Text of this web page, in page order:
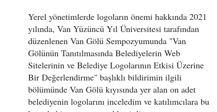
Yerel yönetimlerde logoların önemi hakkında 2021
yılında, Van Yüzüncü Yıl Üniversitesi tarafından
düzenlenen Van Gölü Sempozyumunda "Van
Gölünün Tanıtılmasında Belediyelerin Web
Sitelerinin ve Belediye Logolarının Etkisi Üzerine
Bir Değerlendirme" başlıklı bildirimin ilgili
bölümünde Van Gölü kıyısında yer alan on adet
belediyenin logolarını inceledim ve katılımcılara bu